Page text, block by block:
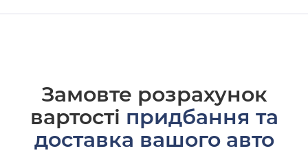
Замовте розрахунок
вартості придбання та
доставка вашого авто